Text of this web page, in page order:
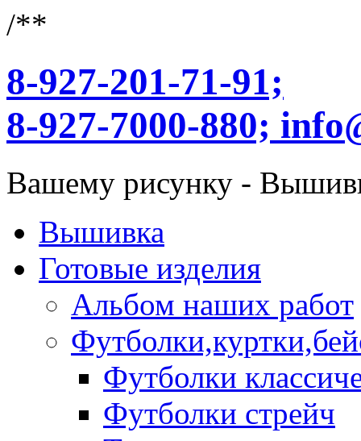
/**
8-927-201-71-91;
8-927-7000-880;
Вашему рисунку -
Вышивка
Готовые изделия
Альбом наших работ
Футболки
Футболки стрейч